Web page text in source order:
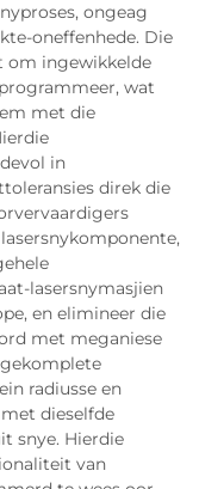
ongeag
oneffenhede. Die
om ingewikkelde
wat
met die
in
direk die
lasersnymasjien
en elimineer die
met meganiese
radiusse en
dieselfde
snye. Hierdie
van